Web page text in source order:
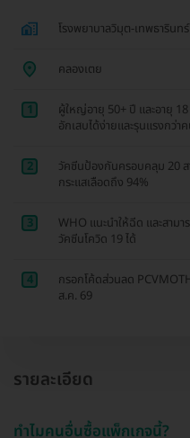
โรงพยาบาลวิมุต-เทพธารินท
คลองเตย
1
ผู้ใหญ่อายุ 50+ ปี และอายุ
อักเสบได้ง่ายและรุนแรงกว่
2
วัคซีนป้องกันครอบคลุม 20
กระแสเลือดถึง 94%
3
WHO แนะนำให้ฉีด และสา
วัคซีนโควิด 19 ได้
4
กรอกโค้ดส่วนลด
ส.ค. 69
รายละเอียด
ทำไมคนอื่นซื้อแพ็กเกจนี้?